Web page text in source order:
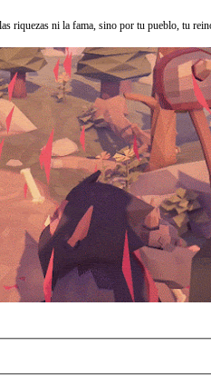
riquezas ni la fama, sino por tu pueblo, tu